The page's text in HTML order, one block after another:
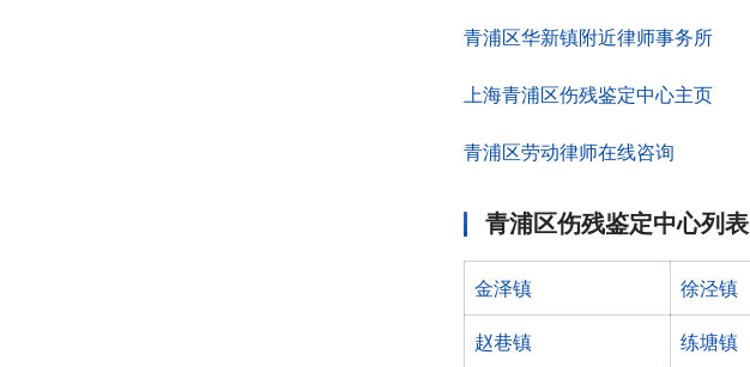
青浦区华新镇附近律师事务所
上海青浦区伤残鉴定中心主页
青浦区劳动律师在线咨询
青浦区伤残鉴定中心列表
金泽镇 徐泾镇
赵巷镇 练塘镇